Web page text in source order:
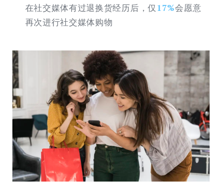
在社交媒体有过退换货经历后，仅 17%会愿意
再次进行社交媒体购物